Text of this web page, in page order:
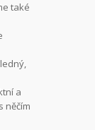
také
a
něčím